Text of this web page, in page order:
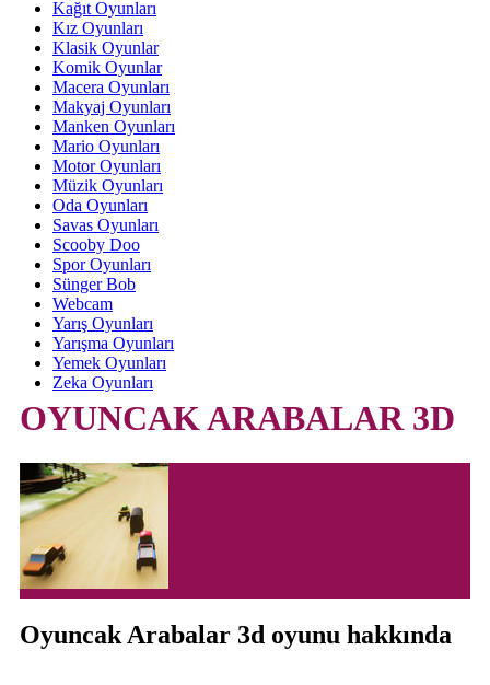
Kağıt Oyunları
Kız Oyunları
Klasik Oyunlar
Komik Oyunlar
Macera Oyunları
Makyaj Oyunları
Manken Oyunları
Mario Oyunları
Motor Oyunları
Müzik Oyunları
Oda Oyunları
Savas Oyunları
Scooby Doo
Spor Oyunları
Sünger Bob
Webcam
Yarış Oyunları
Yarışma Oyunları
Yemek Oyunları
Zeka Oyunları
OYUNCAK ARABALAR 3D
Oyuncak Arabalar 3d oyunu hakkında